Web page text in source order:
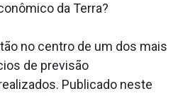
da Terra?
no centro de um dos mais
de previsão
Publicado neste